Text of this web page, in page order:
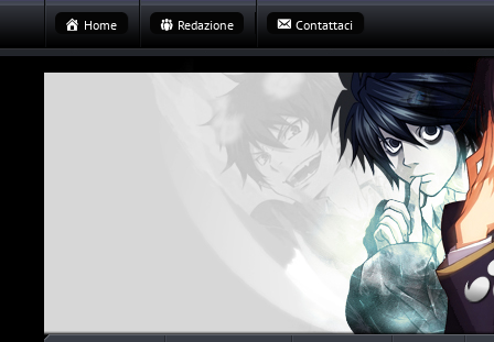
Home Redazione Contattaci